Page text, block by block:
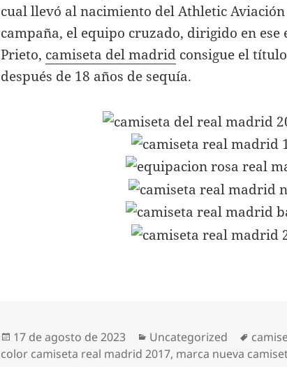
cual llevó al nacimiento del Athletic
campaña, el equipo cruzado, dirigido en ese
Prieto, camiseta del madrid consigue el
después de 18 años de sequía.
Publicado
el
17 de agosto de 2023 Categorías
Uncategorized
color camiseta real madrid 2017, marca nueva